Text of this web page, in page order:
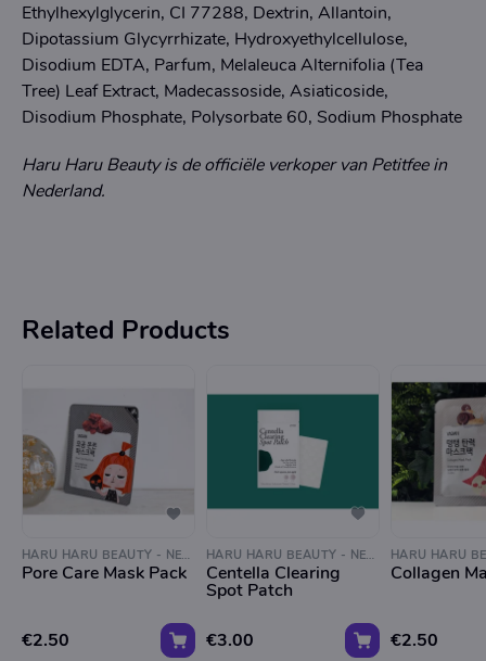
Ethylhexylglycerin, CI 77288, Dextrin, Allantoin,
Dipotassium Glycyrrhizate, Hydroxyethylcellulose,
Disodium EDTA, Parfum, Melaleuca Alternifolia (Tea
Tree) Leaf Extract, Madecassoside, Asiaticoside,
Disodium Phosphate, Polysorbate 60, Sodium Phosphate
Haru Haru Beauty is de officiële verkoper van Petitfee in
Nederland.
Related Products
HARU HARU BEAUTY - NEGEN STRAATJES
Pore Care Mask Pack
€2.50
HARU HARU BEAUTY - NEGEN STRAATJES
Centella Clearing
Spot Patch
€3.00
Collagen
€2.50